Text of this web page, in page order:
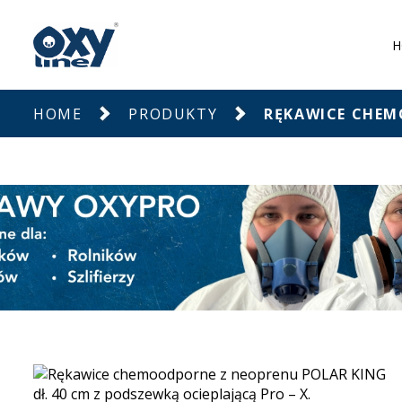
HOME PRODUKTY RĘKAWICE